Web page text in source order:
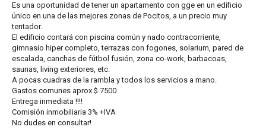
Es una oportunidad de tener un apartamento con gge en un edificio
único en una de las mejores zonas de Pocitos, a un precio muy
tentador.
El edificio contará con piscina común y nado contracorriente,
gimnasio hiper completo, terrazas con fogones, solarium, pared de
escalada, canchas de fútbol fusión, zona co-work, barbacoas,
saunas, living exteriores, etc.
A pocas cuadras de la rambla y todos los servicios a mano.
Gastos comunes aprox $ 7500
Entrega inmediata !!!!
Comisión inmobiliaria 3% +IVA
No dudes en consultar!